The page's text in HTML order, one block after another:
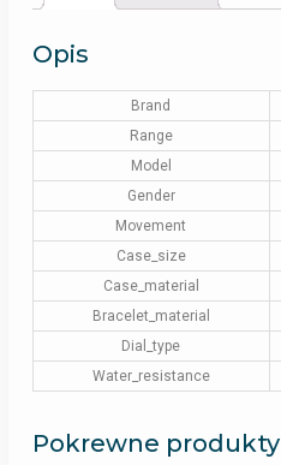
Opis
Brand
Range
Model
Gender
Movement
Case_size
Case_material
Bracelet_material
Dial_type
Water_resistance
Pokrewne produkty